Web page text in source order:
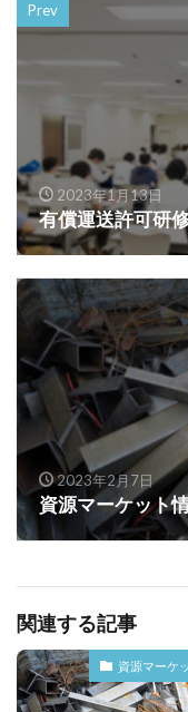
Prev
2023年1月13日
有償運送許可研
2023年2月7日
資源マーケット
関連する記事
資源マーケ